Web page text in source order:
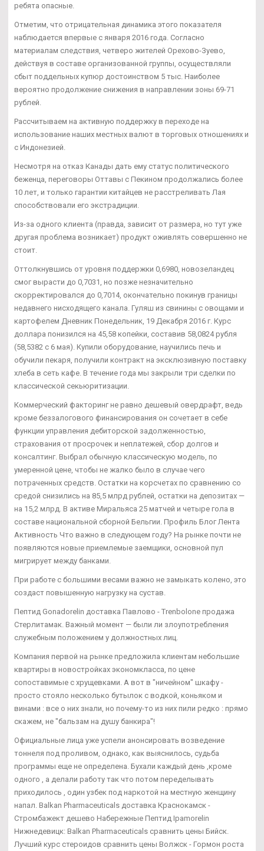
ребята опасные.
Отметим, что отрицательная динамика этого показателя
наблюдается впервые с января 2016 года. Согласно
материалам следствия, четверо жителей Орехово-Зуево,
действуя в составе организованной группы, осуществляли
сбыт поддельных купюр достоинством 5 тыс. Наиболее
вероятно продолжение снижения в направлении зоны 69-71
рублей.
Рассчитываем на активную поддержку в переходе на
использование наших местных валют в торговых отношениях и
с Индонезией.
Несмотря на отказ Канады дать ему статус политического
беженца, переговоры Оттавы с Пекином продолжались более
10 лет, и только гарантии китайцев не расстреливать Лая
способствовали его экстрадиции.
Из-за одного клиента (правда, зависит от размера, но тут уже
другая проблема возникает) продукт оживлять совершенно не
стоит.
Оттолкнувшись от уровня поддержки 0,6980, новозеландец
смог вырасти до 0,7031, но позже незначительно
скорректировался до 0,7014, окончательно покинув границы
недавнего нисходящего канала. Гуляш из свинины с овощами и
картофелем Дневник Понедельник, 19 Декабря 2016 г. Курс
доллара понизился на 45,58 копейки, составив 58,0824 рубля
(58,5382 с 6 мая). Купили оборудование, научились печь и
обучили пекаря, получили контракт на эксклюзивную поставку
хлеба в сеть кафе. В течение года мы закрыли три сделки по
классической секьюритизации.
Коммерческий факторинг не равно дешевый овердрафт, ведь
кроме беззалогового финансирования он сочетает в себе
функции управления дебиторской задолженностью,
страхования от просрочек и неплатежей, сбор долгов и
консалтинг. Выбрал обычную классическую модель, по
умеренной цене, чтобы не жалко было в случае чего
потраченных средств. Остатки на корсчетах по сравнению со
средой снизились на 85,5 млрд рублей, остатки на депозитах —
на 15,2 млрд. В активе Миральяса 25 матчей и четыре гола в
составе национальной сборной Бельгии. Профиль Блог Лента
Активность Что важно в следующем году? На рынке почти не
появляются новые приемлемые заемщики, основной пул
мигрирует между банками.
При работе с большими весами важно не замыкать колено, это
создаст повышенную нагрузку на сустав.
Пептид Gonadorelin доставка Павлово - Trenbolone продажа
Стерлитамак. Важный момент — были ли злоупотребления
служебным положением у должностных лиц.
Компания первой на рынке предложила клиентам небольшие
квартиры в новостройках экономкласса, по цене
сопоставимые с хрущевками. А вот в "ничейном" шкафу -
просто стояло несколько бутылок с водкой, коньяком и
винами : все о них знали, но почему-то из них пили редко : прямо
скажем, не "бальзам на душу банкира"!
Официальные лица уже успели анонсировать возведение
тоннеля под проливом, однако, как выяснилось, судьба
программы еще не определена. Бухали каждый день ,кроме
одного , а делали работу так что потом переделывать
приходилось , один узбек под наркотой на местную женщину
напал. Balkan Pharmaceuticals доставка Краснокамск -
Стромбажект дешево Набережные Пептид Ipamorelin
Нижнедевицк: Balkan Pharmaceuticals сравнить цены Бийск.
Лучший курс стероидов сравнить цены Волжск - Гормон роста